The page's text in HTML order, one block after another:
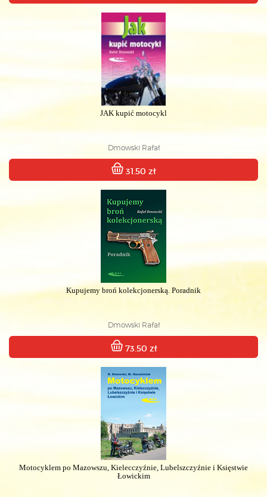
JAK kupić motocykl
Dmowski Rafał
31.50 zł
Kupujemy broń kolekcjonerską. Poradnik
Dmowski Rafał
73.50 zł
Motocyklem po Mazowszu, Kielecczyźnie, Lubelszczyźnie i Księstwie
Łowickim